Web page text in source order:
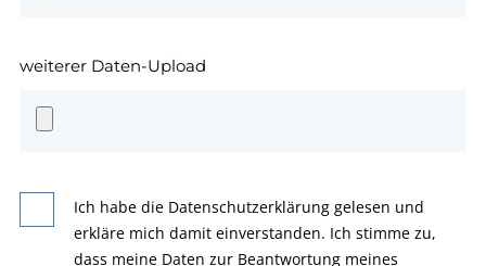
weiterer Daten-Upload
Ich habe die Datenschutzerklärung gelesen und
erkläre mich damit einverstanden. Ich stimme zu,
dass meine Daten zur Beantwortung meines